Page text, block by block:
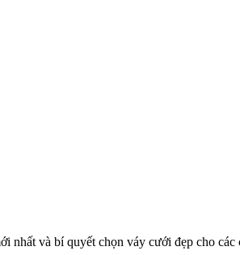
nhất và bí quyết chọn váy cưới đẹp cho các